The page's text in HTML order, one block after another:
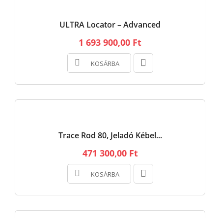
ULTRA Locator – Advanced
1 693 900,00 Ft
KOSÁRBA
Trace Rod 80, Jeladó Kébel...
471 300,00 Ft
KOSÁRBA